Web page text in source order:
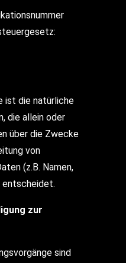
ist die natürliche
die allein oder
über die Zwecke
von
(z.B. Namen,
entscheidet.
zur
sind